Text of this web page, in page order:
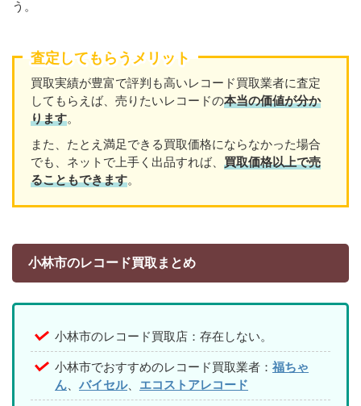
う。
査定してもらうメリット
買取実績が豊富で評判も高いレコード買取業者に査定
してもらえば、売りたいレコードの本当の価値が分か
ります。
また、たとえ満足できる買取価格にならなかった場合
でも、ネットで上手く出品すれば、 買取価格以上で売
ることもできます。
小林市のレコード買取まとめ
小林市のレコード買取店：存在しない。
小林市でおすすめのレコード買取業者： 福ちゃ
ん
バイセル、 エコストアレコード